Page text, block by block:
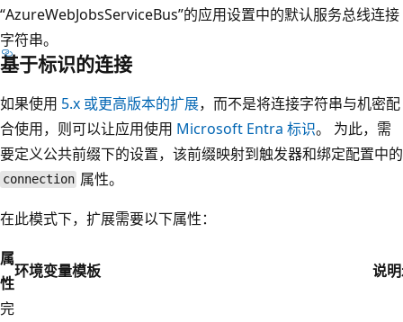
“AzureWebJobsServiceBus”的应用设置中的默认服务总线连接
字符串。
基于标识的连接
如果使用 5.x 或更高版本的扩展，而不是将连接字符串与机密配
合使用，则可以让应用使用 Microsoft Entra 标识。 为此，需
要定义公共前缀下的设置，该前缀映射到触发器和绑定配置中的
connection 属性。
在此模式下，扩展需要以下属性：
属
性
环境变量模板 说明
完